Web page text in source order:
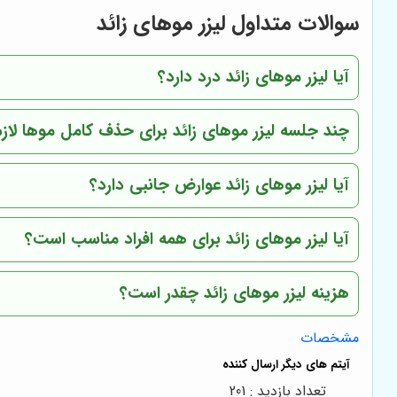
سوالات متداول لیزر موهای زائد
آیا لیزر موهای زائد درد دارد؟
چند جلسه لیزر موهای زائد برای حذف کامل موها
آیا لیزر موهای زائد عوارض جانبی دارد؟
آیا لیزر موهای زائد برای همه افراد مناسب است؟
هزینه لیزر موهای زائد چقدر است؟
مشخصات
تعداد بازدید : 201